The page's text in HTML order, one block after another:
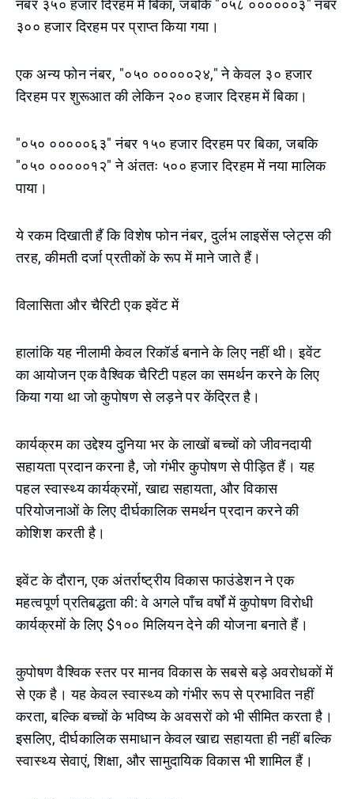
नंबर ३५० हजार दिरहम में बिका, जबकि "०५८ ००००००३" नंबर
३०० हजार दिरहम पर प्राप्त किया गया।
एक अन्य फोन नंबर, "०५० ०००००२४," ने केवल ३० हजार
दिरहम पर शुरूआत की लेकिन २०० हजार दिरहम में बिका।
"०५० ०००००६३" नंबर १५० हजार दिरहम पर बिका, जबकि
"०५० ०००००१२" ने अंततः ५०० हजार दिरहम में नया मालिक
पाया।
ये रकम दिखाती हैं कि विशेष फोन नंबर, दुर्लभ लाइसेंस प्लेट्स की
तरह, कीमती दर्जा प्रतीकों के रूप में माने जाते हैं।
विलासिता और चैरिटी एक इवेंट में
हालांकि यह नीलामी केवल रिकॉर्ड बनाने के लिए नहीं थी। इवेंट
का आयोजन एक वैश्विक चैरिटी पहल का समर्थन करने के लिए
किया गया था जो कुपोषण से लड़ने पर केंद्रित है।
कार्यक्रम का उद्देश्य दुनिया भर के लाखों बच्चों को जीवनदायी
सहायता प्रदान करना है, जो गंभीर कुपोषण से पीड़ित हैं। यह
पहल स्वास्थ्य कार्यक्रमों, खाद्य सहायता, और विकास
परियोजनाओं के लिए दीर्घकालिक समर्थन प्रदान करने की
कोशिश करती है।
इवेंट के दौरान, एक अंतर्राष्ट्रीय विकास फाउंडेशन ने एक
महत्वपूर्ण प्रतिबद्धता की: वे अगले पाँच वर्षों में कुपोषण विरोधी
कार्यक्रमों के लिए $१०० मिलियन देने की योजना बनाते हैं।
कुपोषण वैश्विक स्तर पर मानव विकास के सबसे बड़े अवरोधकों में
से एक है। यह केवल स्वास्थ्य को गंभीर रूप से प्रभावित नहीं
करता, बल्कि बच्चों के भविष्य के अवसरों को भी सीमित करता है।
इसलिए, दीर्घकालिक समाधान केवल खाद्य सहायता ही नहीं बल्कि
स्वास्थ्य सेवाएं, शिक्षा, और सामुदायिक विकास भी शामिल हैं।